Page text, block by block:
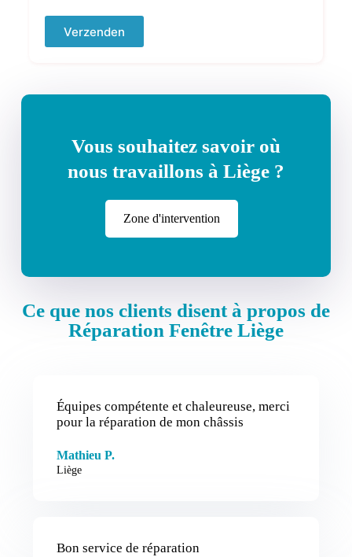
Verzenden
Vous souhaitez savoir où
nous travaillons à Liège ?
Zone d'intervention
Ce que nos clients disent à propos de
Réparation Fenêtre Liège
Équipes compétente et chaleureuse, merci
pour la réparation de mon châssis
Mathieu P.
Liège
Bon service de réparation